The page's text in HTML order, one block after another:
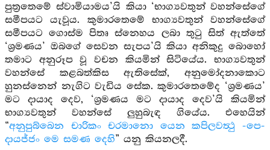
පුත්‍රතෙමේ ස්වාමියාමය’යි කියා ‘භාග්‍යවතුන් වහන්සේගේ
සමීපයට යැවූය. කුමාරතෙමේ භාග්‍යවතුන් වහන්සේගේ
සමීපයට ගොස්ම පිතෘ ස්නෙහය ලබා තුටු සිත් ඇත්තේ
‘ශ්‍රමණය’ ඔබගේ සෙවන සැපය’යි කියා අනිකුදු බොහෝ
තමාට අනුරූප වූ වචන කියමින් සිටියේය. භාග්‍යවතුන්
වහන්සේ කළබත්කිස ඇතිසේක්, අනුමෝදනාකොට
හුනස්නෙන් නැගිට වැඩිය සේක. කුමාරතෙමේද ‘ශ්‍රමණය’
මට දායාද දෙව, ‘ශ්‍රමණය මට දායාද දෙව’යි කියමින්
භාග්‍යවතුන් වහන්සේ ලුහුබැඳ ගියේය. එහෙයින්
“අනුපුබ්බෙන චාරිකං චරමානො යෙන කපිලවත්‍ථු -පෙ-
දායජ්ජං මෙ සමණ දෙහි” යනු කියනලදී.